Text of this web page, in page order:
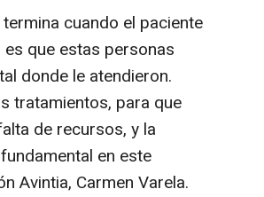
cuando el paciente
que estas personas
donde le atendieron.
tratamientos, para que
de recursos, y la
en este
Avintia, Carmen Varela.